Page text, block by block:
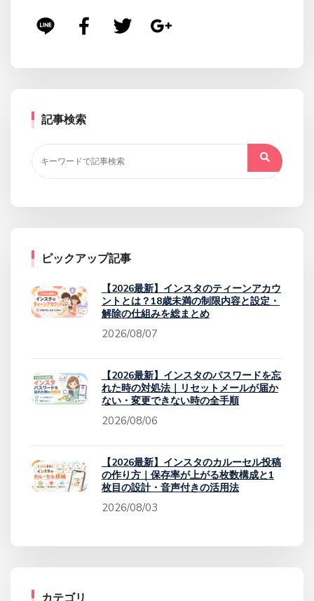
記事検索
ピックアップ記事
【2026最新】インスタのティーンアカウ
ントとは？18歳未満の制限内容と設定・
解除の仕組みを総まとめ
2026/08/07
【2026最新】インスタのパスワードを忘
れた時の対処法｜リセットメールが届か
ない・変更できない時の全手順
2026/08/06
【2026最新】インスタのカルーセル投稿
の作り方｜保存率が上がる枚数構成と1
枚目の設計・音声付きの活用法
2026/08/03